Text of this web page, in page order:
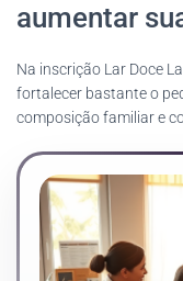
aumentar
Na inscrição Lar Doce
fortalecer bastante o
composição familiar e